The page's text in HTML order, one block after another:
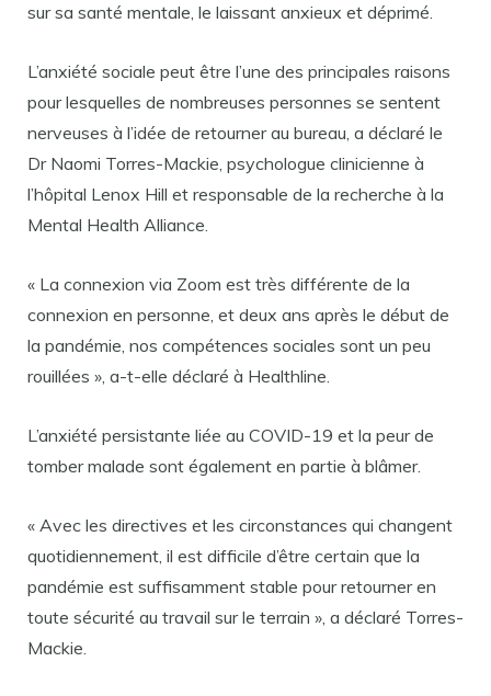
sur sa santé mentale, le laissant anxieux et déprimé.
L’anxiété sociale peut être l’une des principales raisons
pour lesquelles de nombreuses personnes se sentent
nerveuses à l’idée de retourner au bureau, a déclaré le
Dr Naomi Torres-Mackie, psychologue clinicienne à
l’hôpital Lenox Hill et responsable de la recherche à la
Mental Health Alliance.
« La connexion via Zoom est très différente de la
connexion en personne, et deux ans après le début de
la pandémie, nos compétences sociales sont un peu
rouillées », a-t-elle déclaré à Healthline.
L’anxiété persistante liée au COVID-19 et la peur de
tomber malade sont également en partie à blâmer.
« Avec les directives et les circonstances qui changent
quotidiennement, il est difficile d’être certain que la
pandémie est suffisamment stable pour retourner en
toute sécurité au travail sur le terrain », a déclaré Torres-
Mackie.